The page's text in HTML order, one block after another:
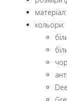
кольори: